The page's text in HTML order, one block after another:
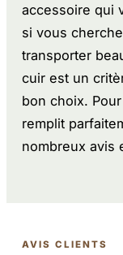
accessoire qui
si vous
transporter
cuir est un
bon choix.
remplit
nombreux avis
AVIS CLIENTS